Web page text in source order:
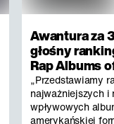
Awantura za
głośny
Rap Albums
„Przedstawiamy
najważniejszych i
wpływowych
amerykańskiej